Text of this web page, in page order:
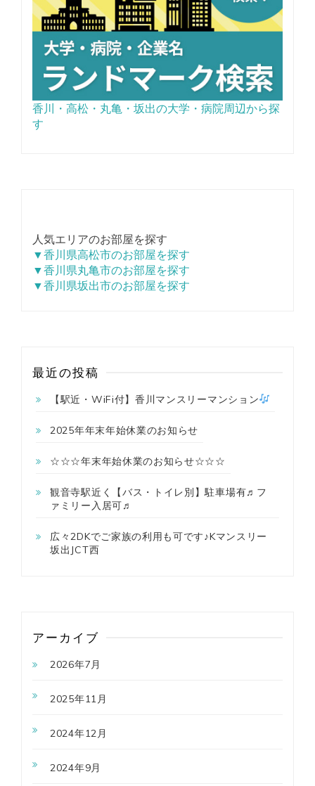
香川・高松・丸亀・坂出の大学・病院周辺から探
す
人気エリアのお部屋を探す
▼香川県高松市のお部屋を探す
▼香川県丸亀市のお部屋を探す
▼香川県坂出市のお部屋を探す
最近の投稿
【駅近・WiFi付】香川マンスリーマンション
2025年年末年始休業のお知らせ
☆☆☆年末年始休業のお知らせ☆☆☆
観音寺駅近く【バス・トイレ別】駐車場有♬フ
ァミリー入居可♬
広々2DKでご家族の利用も可です♪Kマンスリー
坂出JCT西
アーカイブ
2026年7月
2025年11月
2024年12月
2024年9月